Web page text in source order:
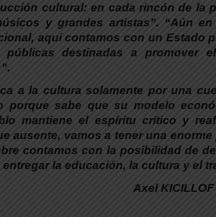
cultural:en cada rincón de la
y grandes artistas”. “Aún
aquí contamos con un Estado
públicas destinadas a
a la cultura solamente por una
porque sabe que su modelo
mantiene el espíritu crítico y
ausente, vamos a tener una
contamos con la posibilidad de
la educación, la cultura y el
Axel KICILLOF